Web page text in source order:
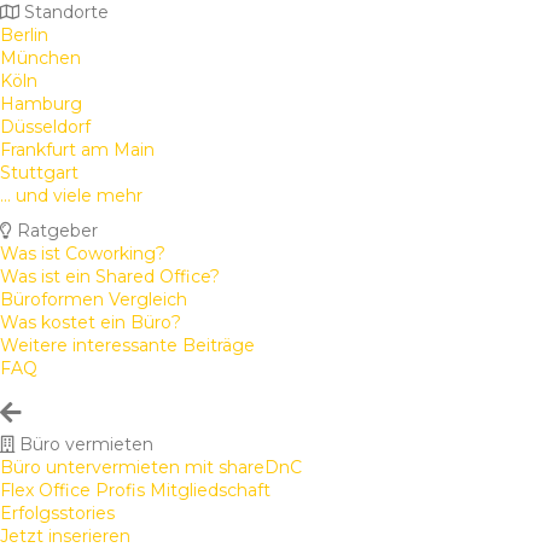
Standorte
Berlin
München
Köln
Hamburg
Düsseldorf
Frankfurt am Main
Stuttgart
... und viele mehr
Ratgeber
Was ist Coworking?
Was ist ein Shared Office?
Büroformen Vergleich
Was kostet ein Büro?
Weitere interessante Beiträge
FAQ
Büro vermieten
Büro untervermieten mit shareDnC
Flex Office Profis Mitgliedschaft
Erfolgsstories
Jetzt inserieren